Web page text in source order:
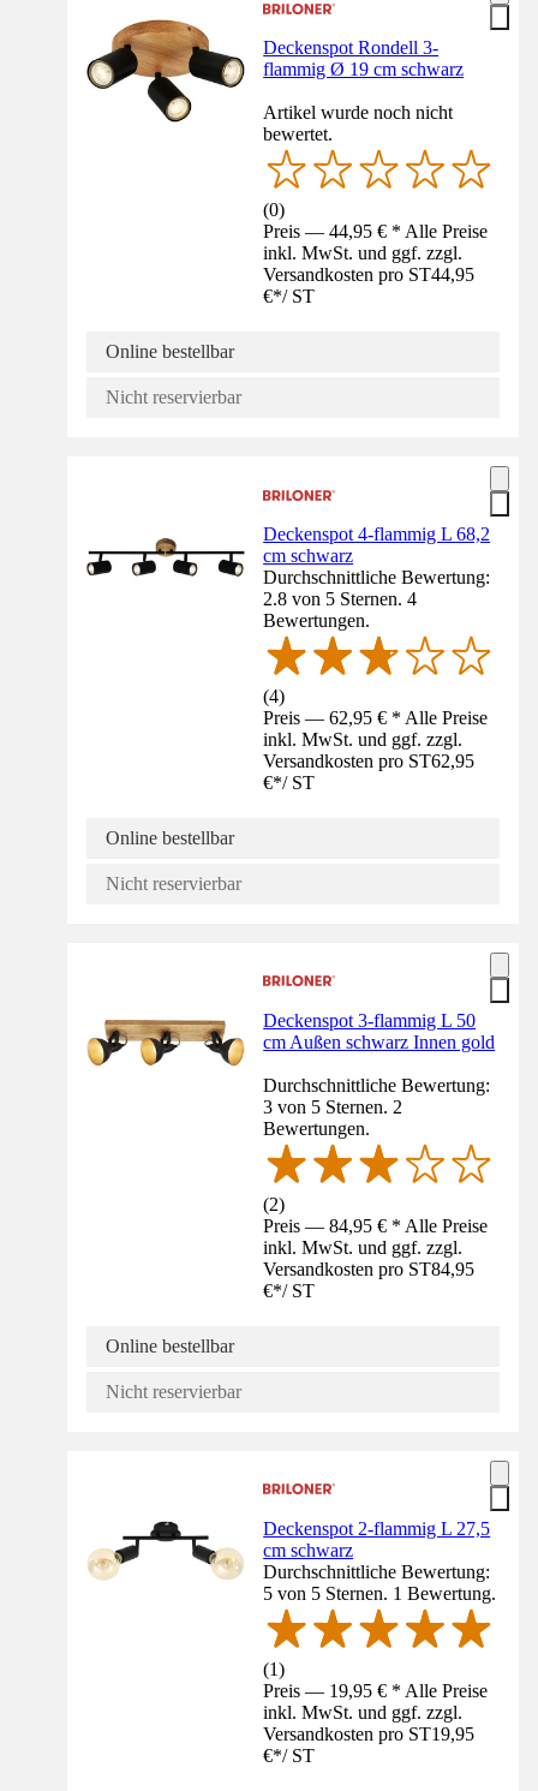
Deckenspot Rondell 3-
flammig Ø 19 cm schwarz
Artikel wurde noch nicht
bewertet.
(0)
Preis — 44,95 € * Alle Preise
inkl. MwSt. und ggf. zzgl.
Versandkosten pro ST44,95
€*/ ST
Online bestellbar
Nicht reservierbar
Deckenspot 4-flammig L 68,2
cm schwarz
Durchschnittliche Bewertung:
2.8 von 5 Sternen. 4
Bewertungen.
(4)
Preis — 62,95 € * Alle Preise
inkl. MwSt. und ggf. zzgl.
Versandkosten pro ST62,95
€*/ ST
Online bestellbar
Nicht reservierbar
Deckenspot 3-flammig L 50
cm Außen schwarz Innen gold
Durchschnittliche Bewertung:
3 von 5 Sternen. 2
Bewertungen.
(2)
Preis — 84,95 € * Alle Preise
inkl. MwSt. und ggf. zzgl.
Versandkosten pro ST84,95
€*/ ST
Online bestellbar
Nicht reservierbar
Deckenspot 2-flammig L 27,5
cm schwarz
Durchschnittliche Bewertung:
5 von 5 Sternen. 1 Bewertung.
(1)
Preis — 19,95 € * Alle Preise
inkl. MwSt. und ggf. zzgl.
Versandkosten pro ST19,95
€*/ ST